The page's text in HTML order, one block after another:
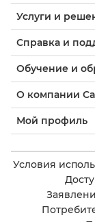
Услуги и
Справка и
Обучение и
О компании
Мой профиль
Условия